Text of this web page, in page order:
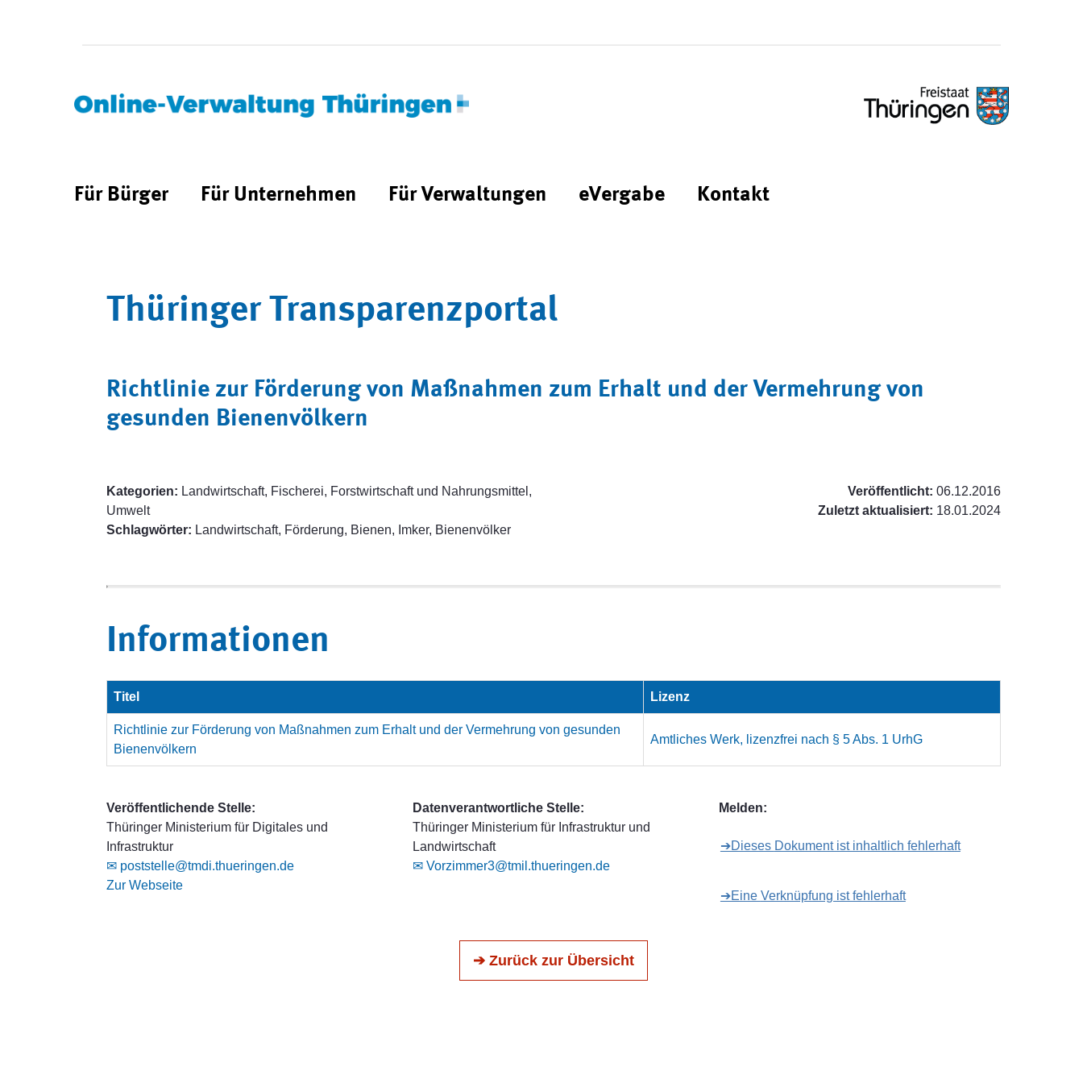
Für Bürger Für Unternehmen Für Verwaltungen eVergabe Kontakt
Thüringer Transparenzportal
Richtlinie zur Förderung von Maßnahmen zum Erhalt und der Vermehrung von
gesunden Bienenvölkern
Kategorien: Landwirtschaft, Fischerei, Forstwirtschaft und Nahrungsmittel,
Umwelt
Schlagwörter: Landwirtschaft, Förderung, Bienen, Imker, Bienenvölker
Veröffentlicht: 06.12.2016
Zuletzt aktualisiert: 18.01.2024
Informationen
Titel Lizenz
Richtlinie zur Förderung von Maßnahmen zum Erhalt und der Vermehrung von gesunden
Bienenvölkern
Amtliches Werk, lizenzfrei nach § 5 Abs. 1 UrhG
Veröffentlichende Stelle:
Thüringer Ministerium für Digitales und
Infrastruktur
✉ poststelle@tmdi.thueringen.de
Zur Webseite
Datenverantwortliche Stelle:
Thüringer Ministerium für Infrastruktur und
Landwirtschaft
✉ Vorzimmer3@tmil.thueringen.de
Melden:
➔Dieses Dokument ist inhaltlich fehlerhaft
➔Eine Verknüpfung ist fehlerhaft
➔ Zurück zur Übersicht